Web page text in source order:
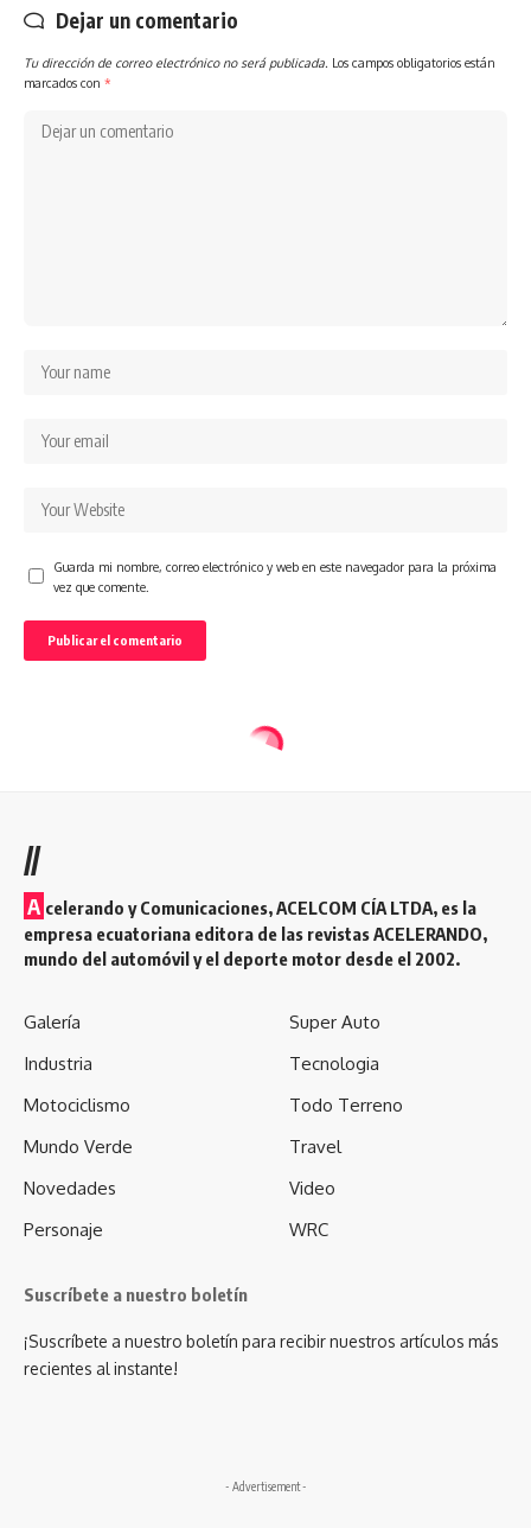
Dejar un comentario
Tu dirección de correo electrónico no será publicada. Los campos obligatorios están
marcados con *
Guarda mi nombre, correo electrónico y web en este navegador para la próxima
vez que comente.
//
A celerando y Comunicaciones, ACELCOM CÍA LTDA, es la
empresa ecuatoriana editora de las revistas ACELERANDO,
mundo del automóvil y el deporte motor desde el 2002.
Galería
Industria
Motociclismo
Mundo Verde
Novedades
Personaje
Super Auto
Tecnologia
Todo Terreno
Travel
Video
WRC
Suscríbete a nuestro boletín
¡Suscríbete a nuestro boletín para recibir nuestros artículos más
recientes al instante!
- Advertisement -